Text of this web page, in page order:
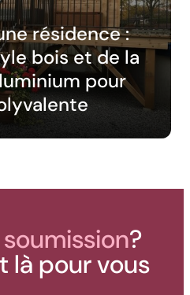
résidence :
bois et de la
pour
soumission?
là pour vous